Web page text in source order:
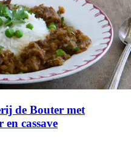
de Bouter met
cassave